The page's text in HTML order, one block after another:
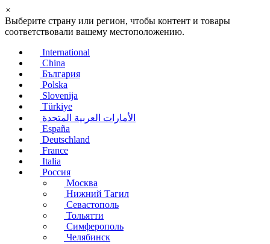
×
Выберите страну или регион, чтобы контент и товары
соответствовали вашему местоположению.
International
China
България
Polska
Slovenija
Türkiye
الأمارات العربية المتحدة
España
Deutschland
France
Italia
Россия
Москва
Нижний Тагил
Севастополь
Тольятти
Симферополь
Челябинск